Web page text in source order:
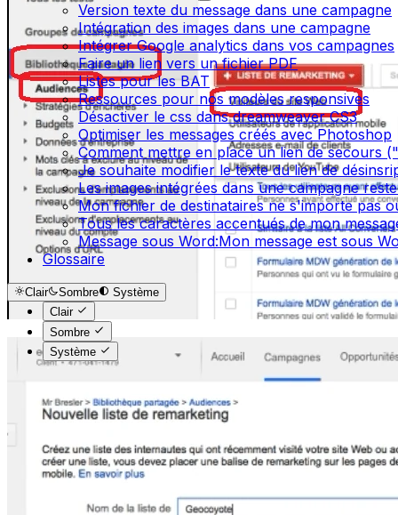
Version texte du message dans une campagne
Intégration des images dans une campagne
Intégrer Google analytics dans vos campagnes
Faire un lien vers un fichier PDF
Listes pour les BAT
Ressources pour nos modèles responsives
Désactiver le css dans dreamweaver CS3
Optimiser les messages créés avec Photoshop
Comment mettre en place un lien de secours
Je souhaite modifier le texte du lien de
Les images intégrées dans une campagne
Mon fichier de destinataires ne s'importe pas
Tous les caractères accentués de mon
Message sous Word:Mon message est sous
Glossaire
Clair Sombre
Système
Clair
Sombre
Système